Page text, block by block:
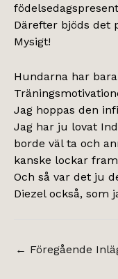
Därefter bjöds det
Mysigt!
Hundarna har
Jag hoppas den
Jag har ju lovat
borde väl ta och
kanske lockar
Och så var det ju
Diezel också,
← Föregående